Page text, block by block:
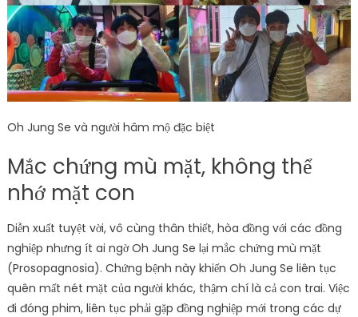
Oh Jung Se và người hâm mộ đặc biệt
Mắc chứng mù mặt, không thể
nhớ mặt con
Diễn xuất tuyệt vời, vô cùng thân thiết, hòa đồng với các đồng
nghiệp nhưng ít ai ngờ Oh Jung Se lại mắc chứng mù mặt
(Prosopagnosia). Chứng bệnh này khiến Oh Jung Se liên tục
quên mất nét mặt của người khác, thậm chí là cả con trai. Việc
đi đóng phim, liên tục phải gặp đồng nghiệp mới trong các dự